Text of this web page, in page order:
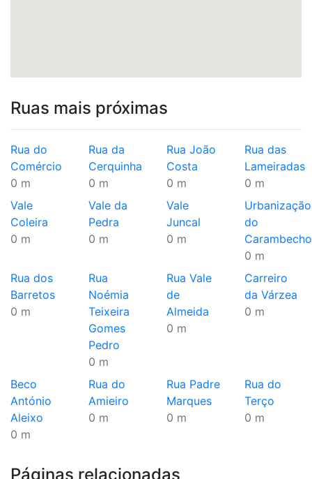
Ruas mais próximas
Rua do
Comércio
0 m
Rua da
Cerquinha
0 m
Rua João
Costa
0 m
Rua das
Lameiradas
0 m
Vale
Coleira
0 m
Vale da
Pedra
0 m
Vale
Juncal
0 m
Urbanização
do
Carambecho
0 m
Rua dos
Barretos
0 m
Rua
Noémia
Teixeira
Gomes
Pedro
0 m
Rua Vale
de
Almeida
0 m
Carreiro
da Várzea
0 m
Beco
António
Aleixo
0 m
Rua do
Amieiro
0 m
Rua Padre
Marques
0 m
Rua do
Terço
0 m
Páginas relacionadas